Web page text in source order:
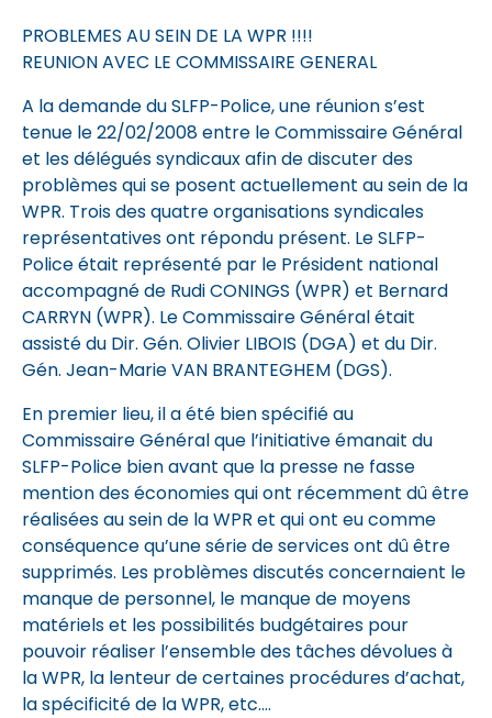
PROBLEMES AU SEIN DE LA WPR !!!!
REUNION AVEC LE COMMISSAIRE GENERAL
A la demande du SLFP-Police, une réunion s’est
tenue le 22/02/2008 entre le Commissaire Général
et les délégués syndicaux afin de discuter des
problèmes qui se posent actuellement au sein de la
WPR. Trois des quatre organisations syndicales
représentatives ont répondu présent. Le SLFP-
Police était représenté par le Président national
accompagné de Rudi CONINGS (WPR) et Bernard
CARRYN (WPR). Le Commissaire Général était
assisté du Dir. Gén. Olivier LIBOIS (DGA) et du Dir.
Gén. Jean-Marie VAN BRANTEGHEM (DGS).
En premier lieu, il a été bien spécifié au
Commissaire Général que l’initiative émanait du
SLFP-Police bien avant que la presse ne fasse
mention des économies qui ont récemment dû être
réalisées au sein de la WPR et qui ont eu comme
conséquence qu’une série de services ont dû être
supprimés. Les problèmes discutés concernaient le
manque de personnel, le manque de moyens
matériels et les possibilités budgétaires pour
pouvoir réaliser l’ensemble des tâches dévolues à
la WPR, la lenteur de certaines procédures d’achat,
la spécificité de la WPR, etc.…